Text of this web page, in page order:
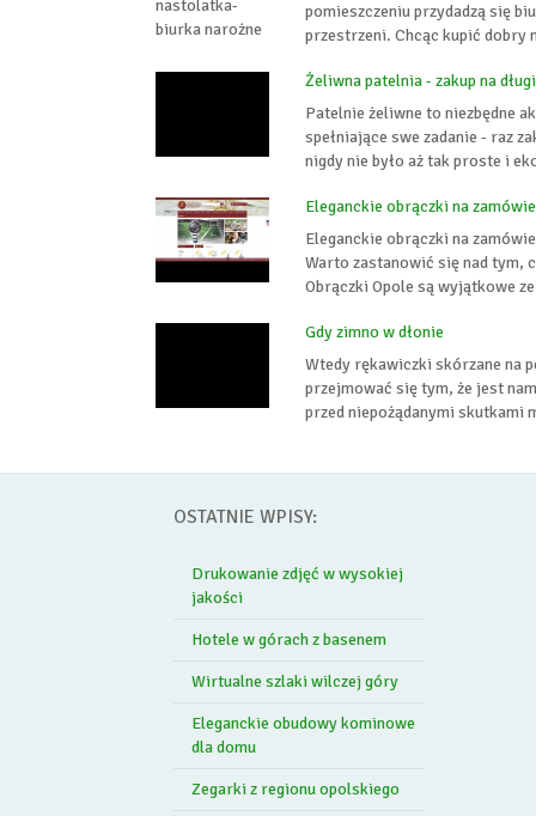
pomieszczeniu przydadzą się
przestrzeni. Chcąc kupić dobry
Żeliwna patelnia - zakup na
Patelnie żeliwne to niezbędne
spełniające swe zadanie - raz
nigdy nie było aż tak proste i
Eleganckie obrączki na
Eleganckie obrączki na
Warto zastanowić się nad tym,
Obrączki Opole są wyjątkowe
Gdy zimno w dłonie
Wtedy rękawiczki skórzane na
przejmować się tym, że jest
przed niepożądanymi skutkami
OSTATNIE WPISY:
Drukowanie zdjęć w wysokiej
jakości
Hotele w górach z basenem
Wirtualne szlaki wilczej góry
Eleganckie obudowy kominowe
dla domu
Zegarki z regionu opolskiego